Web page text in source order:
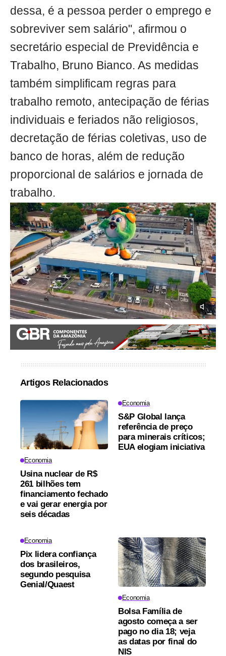
dessa, é a pessoa perder o emprego e
sobreviver sem salário", afirmou o
secretário especial de Previdência e
Trabalho, Bruno Bianco. As medidas
também simplificam regras para
trabalho remoto, antecipação de férias
individuais e feriados não religiosos,
decretação de férias coletivas, uso de
banco de horas, além de redução
proporcional de salários e jornada de
trabalho.
Artigos Relacionados
Economia
Usina nuclear de R$
261 bilhões tem
financiamento fechado
e vai gerar energia por
seis décadas
Economia
S&P Global lança
referência de preço
para minerais críticos;
EUA elogiam iniciativa
Economia
Pix lidera confiança
dos brasileiros,
segundo pesquisa
Genial/Quaest
Economia
Bolsa Família de
agosto começa a ser
pago no dia 18; veja
as datas por final do
NIS